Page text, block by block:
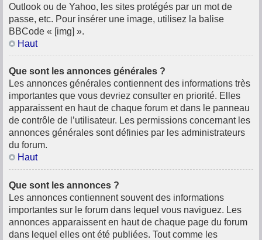
Outlook ou de Yahoo, les sites protégés par un mot de
passe, etc. Pour insérer une image, utilisez la balise
BBCode « [img] ».
Haut
Que sont les annonces générales ?
Les annonces générales contiennent des informations très
importantes que vous devriez consulter en priorité. Elles
apparaissent en haut de chaque forum et dans le panneau
de contrôle de l’utilisateur. Les permissions concernant les
annonces générales sont définies par les administrateurs
du forum.
Haut
Que sont les annonces ?
Les annonces contiennent souvent des informations
importantes sur le forum dans lequel vous naviguez. Les
annonces apparaissent en haut de chaque page du forum
dans lequel elles ont été publiées. Tout comme les